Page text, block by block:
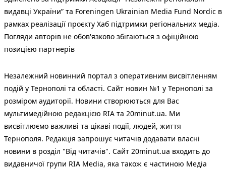
видавці України” та Foreningen Ukrainian Media Fund Nordic в
рамках реалізації проєкту Хаб підтримки регіональних медіа.
Погляди авторів не обов'язково збігаються з офіційною
позицією партнерів
Незалежний новинний портал з оперативним висвітленням
подій у Тернополі та області. Сайт новин №1 у Тернополі за
розміром аудиторії. Новини створюються для Вас
мультимедійною редакцією RIA та 20minut.ua. Ми
висвітлюємо важливі та цікаві події, людей, життя
Тернополя. Редакція запрошує читачів додавати власні
новини в розділ "Від читачів". Сайт 20minut.ua входить до
видавничої групи RIA Media, яка також є частиною Медіа